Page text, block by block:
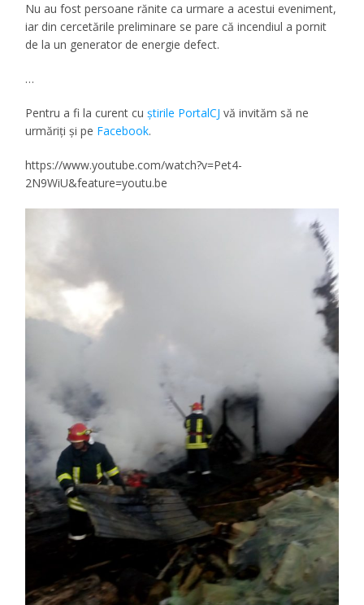
Nu au fost persoane rănite ca urmare a acestui eveniment,
iar din cercetările preliminare se pare că incendiul a pornit
de la un generator de energie defect.
…
Pentru a fi la curent cuştirile PortalCJ vă invităm să ne
urmăriţi şi pe Facebook.
https://www.youtube.com/watch?v=Pet4-
2N9WiU&feature=youtu.be